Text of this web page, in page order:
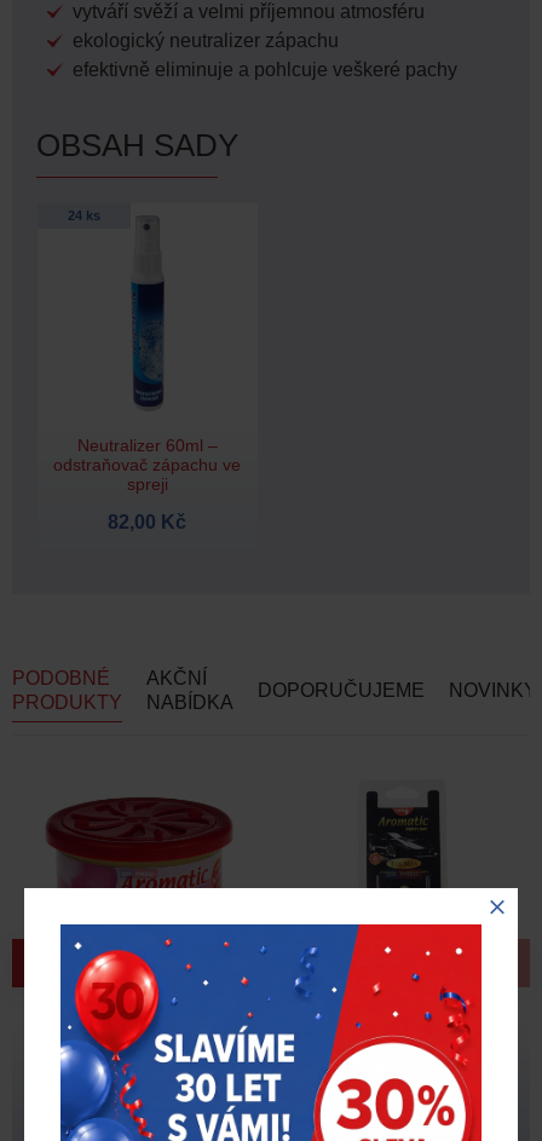
vytváří svěží a velmi příjemnou atmosféru
ekologický neutralizer zápachu
efektivně eliminuje a pohlcuje veškeré pachy
OBSAH SADY
24 ks
Neutralizer 60ml –
odstraňovač zápachu ve
spreji
82,00 Kč
PODOBNÉ
PRODUKTY
AKČNÍ
NABÍDKA
DOPORUČUJEME NOVINKY
Aromatic Cotton Candy –
cukrová vata
82,00 Kč bez DPH
Aromatic Perfume – The
Man
82,00 Kč bez DPH